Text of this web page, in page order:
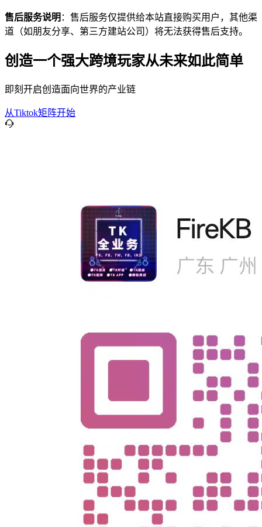
售后服务说明 ：售后服务仅提供给本站直接购买用户，其他渠
道（如朋友分享、第三方建站公司）将无法获得售后支持。
创造一个强大跨境玩家从未来如此简单
即刻开启创造面向世界的产业链
从Tiktok矩阵开始